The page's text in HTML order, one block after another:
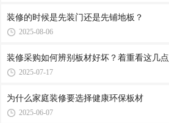
装修的时候是先装门还是先铺地板？
2025-08-06
装修采购如何辨别板材好坏？着重看这几点
2025-07-17
为什么家庭装修要选择健康环保板材
2025-06-07